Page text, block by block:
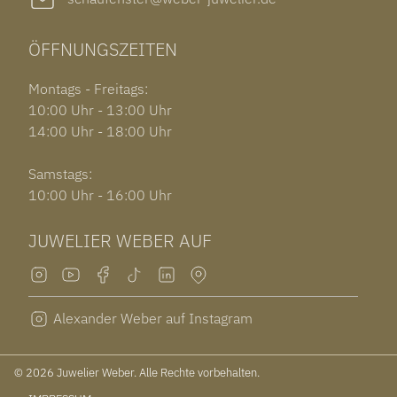
ÖFFNUNGSZEITEN
Montags - Freitags:
10:00 Uhr - 13:00 Uhr
14:00 Uhr - 18:00 Uhr
Samstags:
10:00 Uhr - 16:00 Uhr
JUWELIER WEBER AUF
Alexander Weber auf Instagram
© 2026 Juwelier Weber. Alle Rechte vorbehalten.